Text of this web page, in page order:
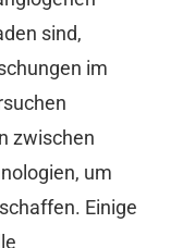
sind,
im
zwischen
um
Einige